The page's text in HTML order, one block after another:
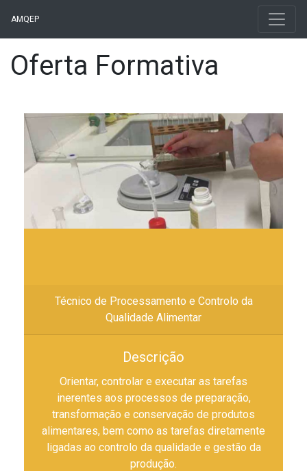
AMQEP
Oferta Formativa
Técnico de Processamento e Controlo da
Qualidade Alimentar
Descrição
Orientar, controlar e executar as tarefas
inerentes aos processos de preparação,
transformação e conservação de produtos
alimentares, bem como as tarefas diretamente
ligadas ao controlo da qualidade e gestão da
produção.